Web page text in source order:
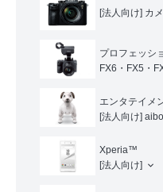
[法人向け] カ
プロフェッシ
FX6・FX5・
エンタテイメ
[法人向け] aibo
Xperia™
[法人向け]